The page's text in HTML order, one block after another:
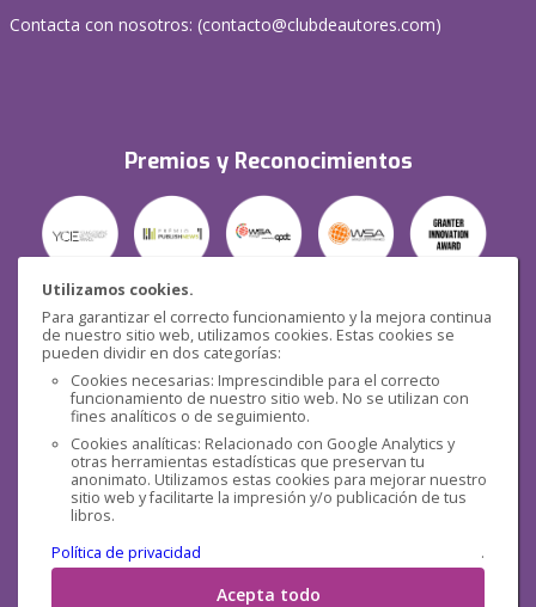
Utilizamos cookies.
Para garantizar el correcto funcionamiento y la mejora continua
de nuestro sitio web, utilizamos cookies. Estas cookies se
pueden dividir en dos categorías:
Cookies necesarias: Imprescindible para el correcto
funcionamiento de nuestro sitio web. No se utilizan con
fines analíticos o de seguimiento.
Cookies analíticas: Relacionado con Google Analytics y
otras herramientas estadísticas que preservan tu
anonimato. Utilizamos estas cookies para mejorar nuestro
sitio web y facilitarte la impresión y/o publicación de tus
libros.
Política de privacidad
.
Acepta todo
Contacta con nosotros: (contacto@clubdeautores.com)
Premios y Reconocimientos
Seguridad
Redes sociales